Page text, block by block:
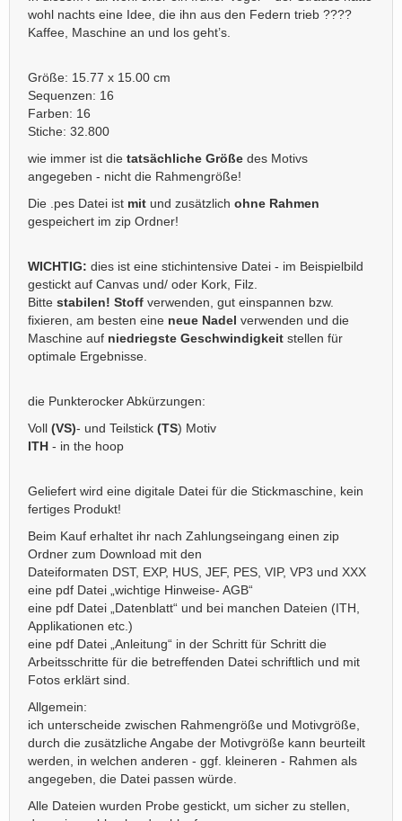
wohl nachts eine Idee, die ihn aus den Federn trieb ????
Kaffee, Maschine an und los geht’s.
Größe: 15.77 x 15.00 cm
Sequenzen: 16
Farben: 16
Stiche: 32.800
wie immer ist die tatsächliche Größe des Motivs
angegeben - nicht die Rahmengröße!
Die .pes Datei ist mit und zusätzlich ohne Rahmen
gespeichert im zip Ordner!
WICHTIG: dies ist eine stichintensive Datei - im Beispielbild
gestickt auf Canvas und/ oder Kork, Filz.
Bitte stabilen! Stoff verwenden, gut einspannen bzw.
fixieren, am besten eine neue Nadel verwenden und die
Maschine auf niedriegste Geschwindigkeit stellen für
optimale Ergebnisse.
die Punkterocker Abkürzungen:
Voll (VS)- und Teilstick (TS) Motiv
ITH - in the hoop
Geliefert wird eine digitale Datei für die Stickmaschine, kein
fertiges Produkt!
Beim Kauf erhaltet ihr nach Zahlungseingang einen zip
Ordner zum Download mit den
Dateiformaten DST, EXP, HUS, JEF, PES, VIP, VP3 und XXX
eine pdf Datei „wichtige Hinweise- AGB“
eine pdf Datei „Datenblatt“ und bei manchen Dateien (ITH,
Applikationen etc.)
eine pdf Datei „Anleitung“ in der Schritt für Schritt die
Arbeitsschritte für die betreffenden Datei schriftlich und mit
Fotos erklärt sind.
Allgemein:
ich unterscheide zwischen Rahmengröße und Motivgröße,
durch die zusätzliche Angabe der Motivgröße kann beurteilt
werden, in welchen anderen - ggf. kleineren - Rahmen als
angegeben, die Datei passen würde.
Alle Dateien wurden Probe gestickt, um sicher zu stellen,